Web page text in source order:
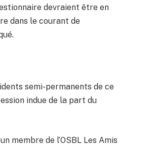
devraient être en
dans le courant de
semi-permanents de ce
indue de la part du
membre de l’OSBL Les Amis